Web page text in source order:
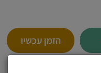
הזמן עכשיו